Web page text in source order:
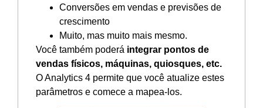
Conversões em vendas e previsões de
crescimento
Muito, mas muito mais mesmo.
Você também poderá integrar pontos de
vendas físicos, máquinas, quiosques, etc.
O Analytics 4 permite que você atualize estes
parâmetros e comece a mapea-los.